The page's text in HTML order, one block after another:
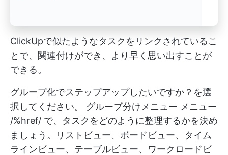
ClickUpで似たようなタスクをリンクされているこ
とで、関連付けができ、より早く思い出すことが
できる。
グループ化でステップアップしたいですか？を選
択してください。 グループ分けメニュー メニュー
/%href/ で、タスクをどのように整理するかを決め
ましょう。リストビュー、ボードビュー、タイム
ラインビュー、テーブルビュー、ワークロードビ